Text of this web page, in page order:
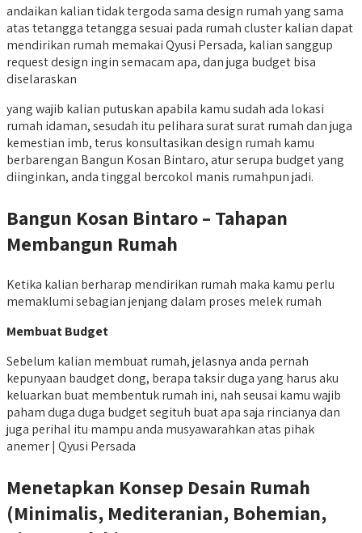
andaikan kalian tidak tergoda sama design rumah yang sama
atas tetangga tetangga sesuai pada rumah cluster kalian dapat
mendirikan rumah memakai Qyusi Persada, kalian sanggup
request design ingin semacam apa, dan juga budget bisa
diselaraskan
yang wajib kalian putuskan apabila kamu sudah ada lokasi
rumah idaman, sesudah itu pelihara surat surat rumah dan juga
kemestian imb, terus konsultasikan design rumah kamu
berbarengan Bangun Kosan Bintaro, atur serupa budget yang
diinginkan, anda tinggal bercokol manis rumahpun jadi.
Bangun Kosan Bintaro – Tahapan
Membangun Rumah
Ketika kalian berharap mendirikan rumah maka kamu perlu
memaklumi sebagian jenjang dalam proses melek rumah
Membuat Budget
Sebelum kalian membuat rumah, jelasnya anda pernah
kepunyaan baudget dong, berapa taksir duga yang harus aku
keluarkan buat membentuk rumah ini, nah seusai kamu wajib
paham duga duga budget segituh buat apa saja rincianya dan
juga perihal itu mampu anda musyawarahkan atas pihak
anemer | Qyusi Persada
Menetapkan Konsep Desain Rumah
(Minimalis, Mediteranian, Bohemian,